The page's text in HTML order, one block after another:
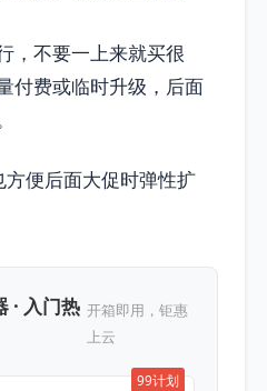
，不要一上来就买很
付费或临时升级，后面
便后面大促时弹性扩
· 入门热 开箱即用，钜惠
上云
99计划